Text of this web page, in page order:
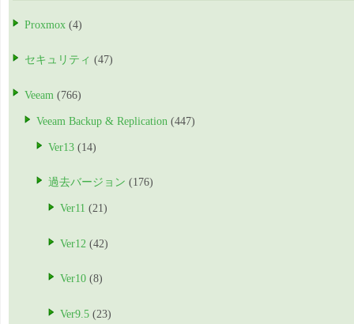
Proxmox (4)
セキュリティ (47)
Veeam (766)
Veeam Backup & Replication (447)
Ver13 (14)
過去バージョン (176)
Ver11 (21)
Ver12 (42)
Ver10 (8)
Ver9.5 (23)